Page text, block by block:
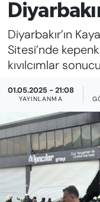
Diyarbakır’ın
Sitesi’nde
kıvılcımlar
01.05.2025 - 21:08
YAYINLANMA
EMEK
YENİ
GAZETECİLİĞİNİ
FAYDALI
GÜNDEM
EĞİTİM
KADIN
İstanbul
Trafik Durumu
Süper Lig
Tüm
Son Dakika
Haber Arşivi